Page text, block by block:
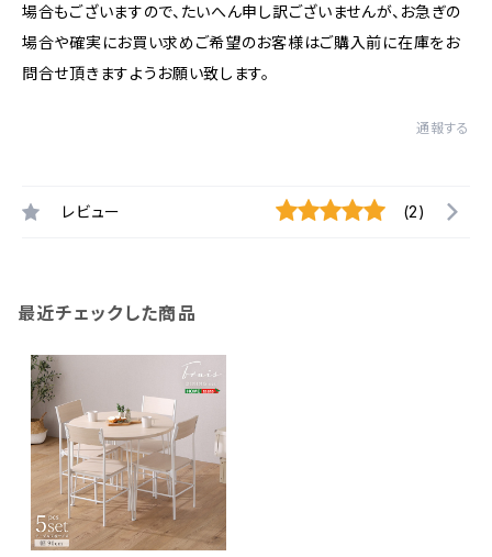
場合もございますので、たいへん申し訳ございませんが、お急ぎの
場合や確実にお買い求めご希望のお客様はご購入前に在庫をお
問合せ頂きますようお願い致します。
通報する
レビュー (2)
最近チェックした商品